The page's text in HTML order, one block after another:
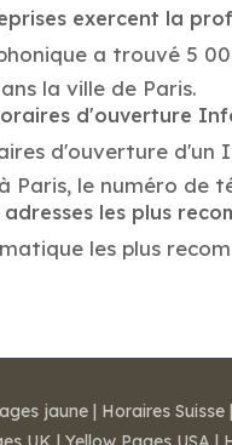
exercent la
a trouvé 5
la ville de Paris.
d'ouverture
d'ouverture d'un
Paris, le numéro de
adresses les plus
les plus
jaune | Horaires Suisse |